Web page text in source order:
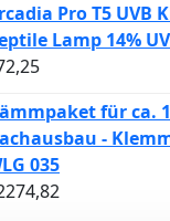
Pro T5 UVB
Lamp 14%
für ca.
-
035